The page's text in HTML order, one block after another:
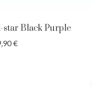
star Black Purple
€